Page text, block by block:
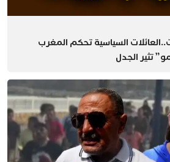
السياسية تحكم المغرب
تثير الجدل